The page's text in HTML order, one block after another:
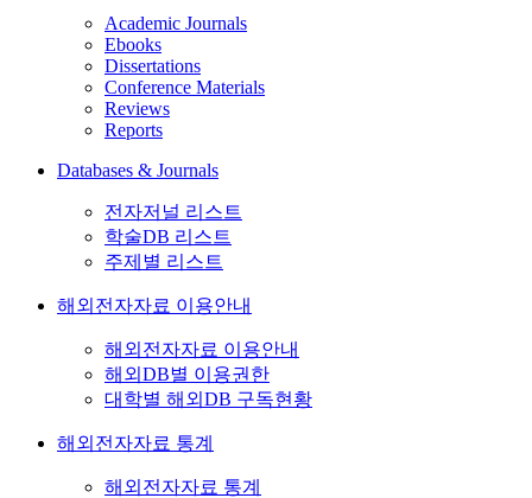
Academic Journals
Ebooks
Dissertations
Conference Materials
Reviews
Reports
Databases & Journals
전자저널 리스트
학술DB 리스트
주제별 리스트
해외전자자료 이용안내
해외전자자료 이용안내
해외DB별 이용권한
대학별 해외DB 구독현황
해외전자자료 통계
해외전자자료 통계